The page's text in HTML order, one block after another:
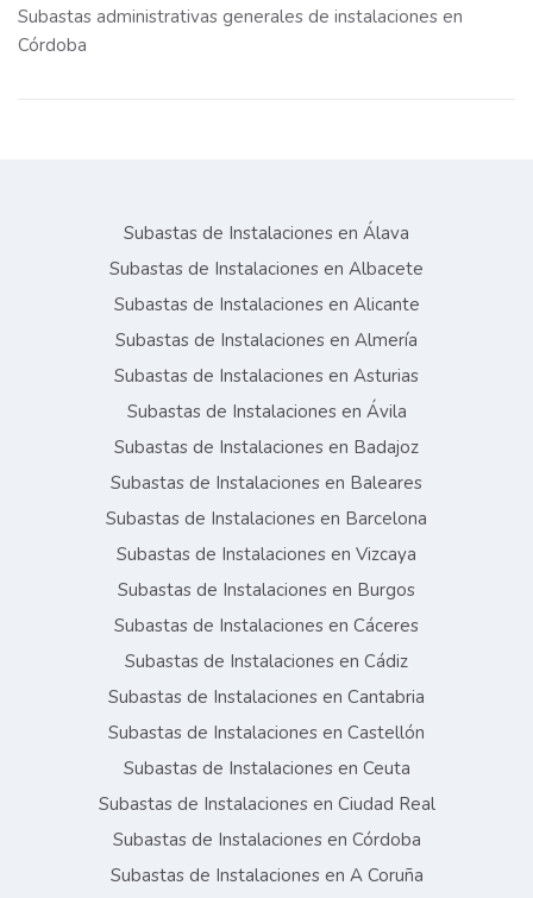
Subastas administrativas generales de instalaciones en
Córdoba
Subastas de Instalaciones en Álava
Subastas de Instalaciones en Albacete
Subastas de Instalaciones en Alicante
Subastas de Instalaciones en Almería
Subastas de Instalaciones en Asturias
Subastas de Instalaciones en Ávila
Subastas de Instalaciones en Badajoz
Subastas de Instalaciones en Baleares
Subastas de Instalaciones en Barcelona
Subastas de Instalaciones en Vizcaya
Subastas de Instalaciones en Burgos
Subastas de Instalaciones en Cáceres
Subastas de Instalaciones en Cádiz
Subastas de Instalaciones en Cantabria
Subastas de Instalaciones en Castellón
Subastas de Instalaciones en Ceuta
Subastas de Instalaciones en Ciudad Real
Subastas de Instalaciones en Córdoba
Subastas de Instalaciones en A Coruña